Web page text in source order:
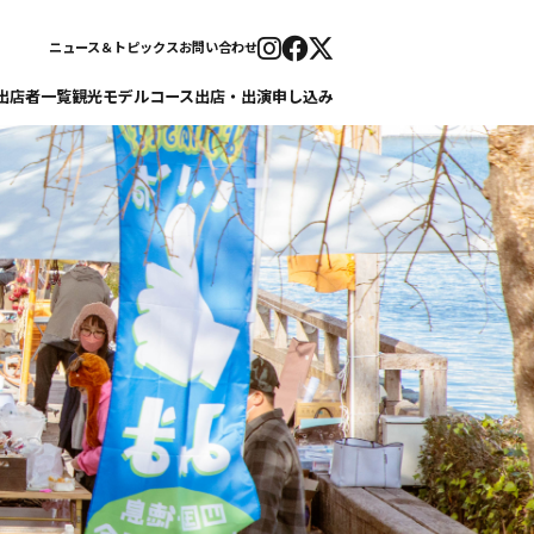
ニュース＆トピックスお問い合わせ
店者一覧観光モデルコース出店・出演申し込み